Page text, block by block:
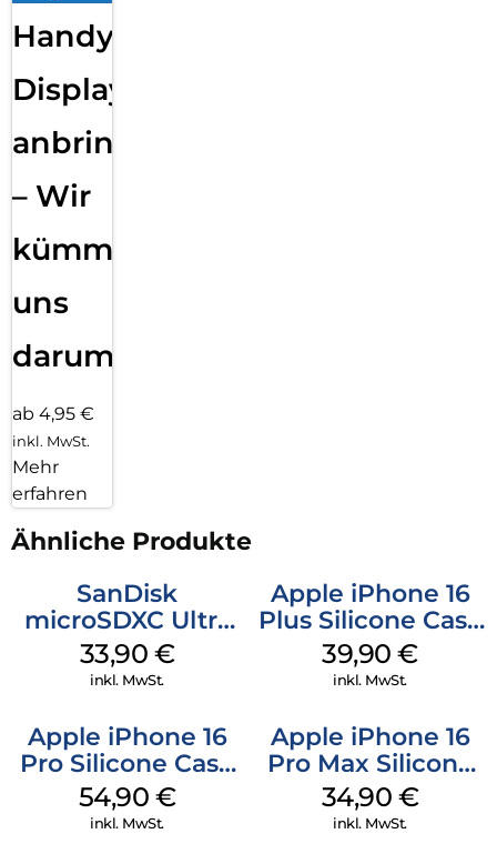
Handy
Displayfolie
anbringen
– Wir
kümmern
uns
darum!
ab 4,95 €
inkl. MwSt.
Mehr
erfahren
Ähnliche Produkte
SanDisk
microSDXC Ultra
128 GB + Adapter
Mobile
33,90 €
inkl. MwSt.
Apple iPhone 16
Plus Silicone Case
MagSafe Plum
39,90€
inkl. MwSt.
Apple iPhone 16
Pro Silicone Case
MagSafe Black
54,90 €
inkl. MwSt.
Apple iPhone 16
Pro Max Silicone
Case MagSafe
Denim
34,90 €
inkl. MwSt.